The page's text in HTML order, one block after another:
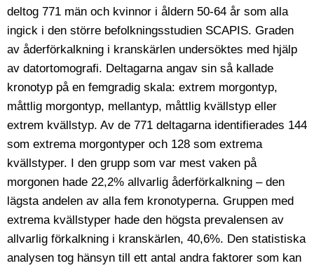
deltog 771 män och kvinnor i åldern 50-64 år som alla
ingick i den större befolkningsstudien SCAPIS. Graden
av åderförkalkning i kranskärlen undersöktes med hjälp
av datortomografi. Deltagarna angav sin så kallade
kronotyp på en femgradig skala: extrem morgontyp,
måttlig morgontyp, mellantyp, måttlig kvällstyp eller
extrem kvällstyp. Av de 771 deltagarna identifierades 144
som extrema morgontyper och 128 som extrema
kvällstyper. I den grupp som var mest vaken på
morgonen hade 22,2% allvarlig åderförkalkning – den
lägsta andelen av alla fem kronotyperna. Gruppen med
extrema kvällstyper hade den högsta prevalensen av
allvarlig förkalkning i kranskärlen, 40,6%. Den statistiska
analysen tog hänsyn till ett antal andra faktorer som kan